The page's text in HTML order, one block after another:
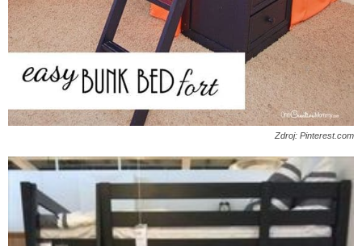
Zdroj: Pinterest.com